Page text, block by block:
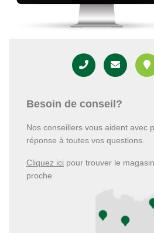
Besoin de conseil?
Nos conseillers vous aident avec
réponse à toutes vos questions.
Cliquez ici pour trouver le
proche